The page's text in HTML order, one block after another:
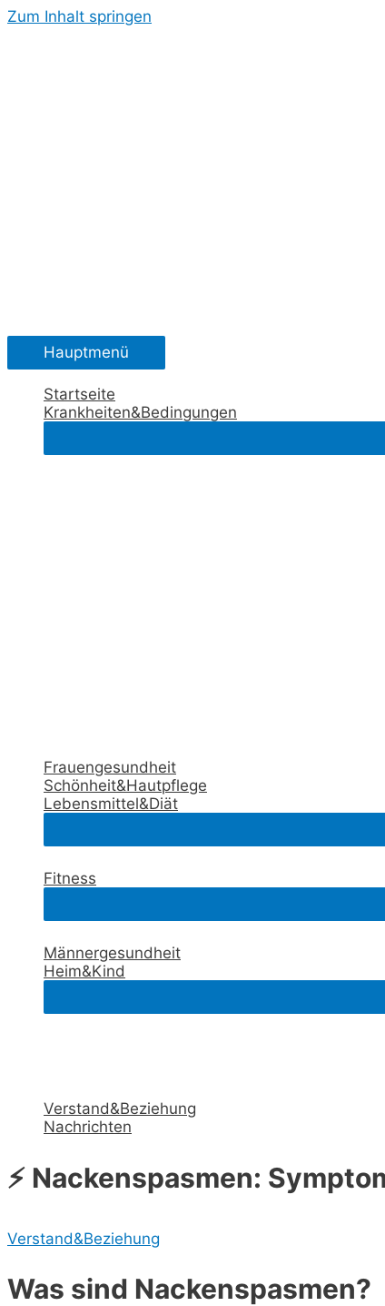
Zum Inhalt springen
Hauptmenü
Startseite
Krankheiten&Bedingungen
Frauengesundheit
Schönheit&Hautpflege
Lebensmittel&Diät
Fitness
Männergesundheit
Heim&Kind
Verstand&Beziehung
Nachrichten
⚡ Nackenspasmen:
Verstand&Beziehung
Was sind Nackenspasmen?